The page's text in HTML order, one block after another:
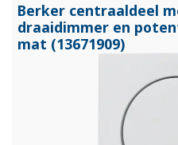
Berker centraaldeel
draaidimmer en
mat (13671909)